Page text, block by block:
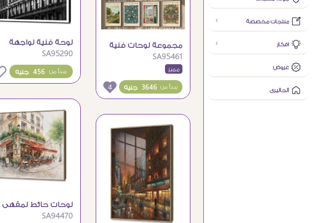
منتجات مخصصة
افكار
عروض
الجاليرى
مجموعة لوحات فنية
رائعة لأشهر الفنانين
العالميين
SA95461
مميز
3646 جنيه يبدأ من 4
لوحة فنية لواجهة
مبنى كلاسيكي أبيض
وأسود
SA95290
456 جنيه يبدأ من
لوحات حائط لمقهى
باريسي كلاسيكي
SA94470